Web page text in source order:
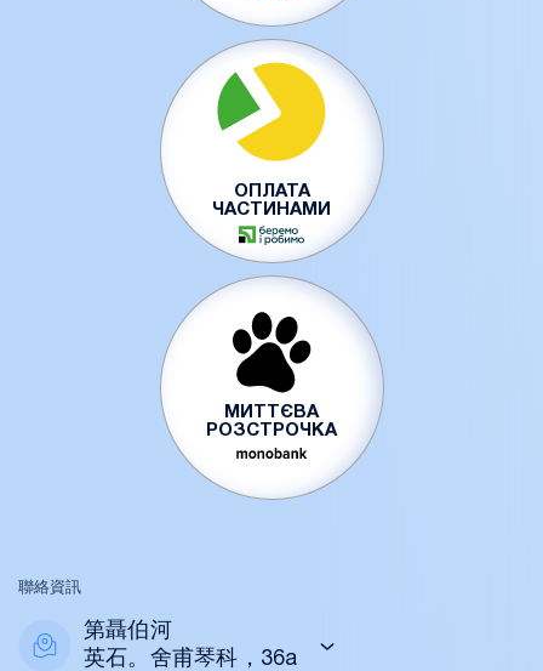
ОПЛАТА
ЧАСТИНАМИ
МИТТЄВА
РОЗСТРОЧКА
聯絡資訊
第聶伯河
英石。舍甫琴科，36a